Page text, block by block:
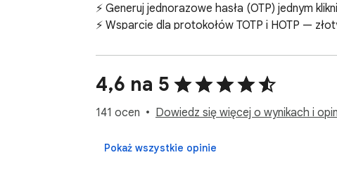
⚡ Generuj jednorazowe hasła (OTP) jednym
⚡ Wsparcie dla protokołów TOTP i HOTP —
🔑 Bezpieczne Generowanie Kodów z 2FA
🔒 Generuj czasowe jednorazowe hasła (TOTP)
🔒 2FA Authenticator obsługuje wszystkie
🔒 Twoje kody uwierzytelniania
4,6 na 5
141 ocen Dowiedz się więcej o wynikach i
Pokaż wszystkie opinie